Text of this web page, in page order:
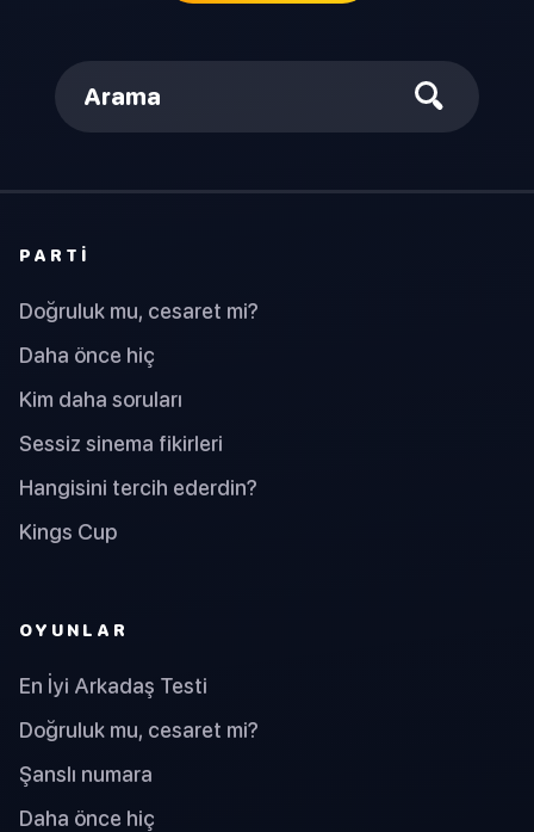
Arama
PARTI
Doğruluk mu, cesaret mi?
Daha önce hiç
Kim daha soruları
Sessiz sinema fikirleri
Hangisini tercih ederdin?
Kings Cup
OYUNLAR
En İyi Arkadaş Testi
Doğruluk mu, cesaret mi?
Şanslı numara
Daha önce hiç